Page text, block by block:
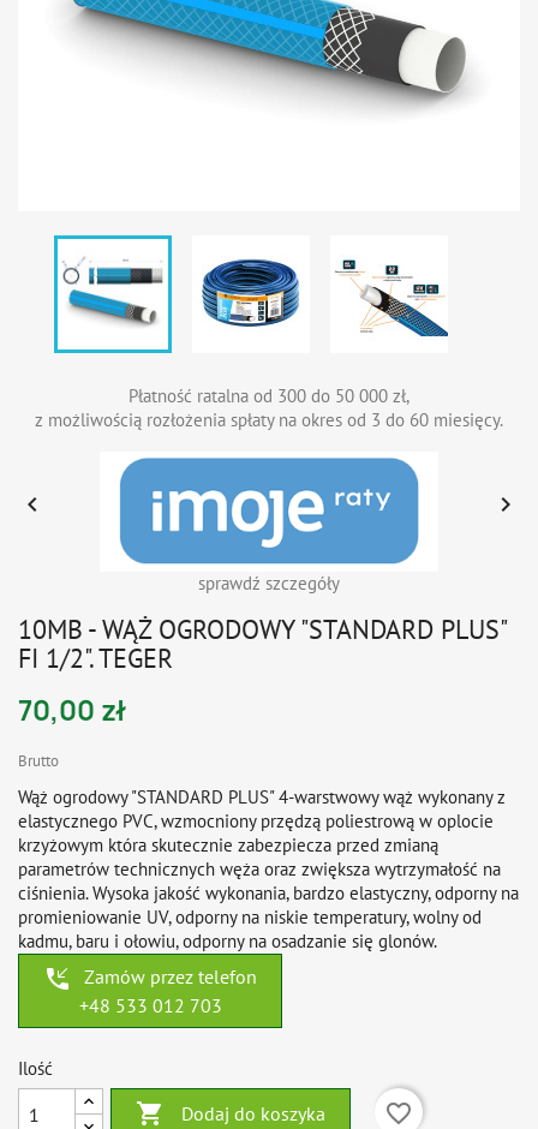
Płatność ratalna od 300 do 50 000 zł,
z możliwością rozłożenia spłaty na okres od 3 do 60 miesięcy.
sprawdź szczegóły
 
10MB - WĄŻ OGRODOWY "STANDARD PLUS"
FI 1/2". TEGER
70,00 zł
Brutto
Wąż ogrodowy "STANDARD PLUS" 4-warstwowy wąż wykonany z
elastycznego PVC, wzmocniony przędzą poliestrową w oplocie
krzyżowym która skutecznie zabezpiecza przed zmianą
parametrów technicznych węża oraz zwiększa wytrzymałość na
ciśnienia. Wysoka jakość wykonania, bardzo elastyczny, odporny na
promieniowanie UV, odporny na niskie temperatury, wolny od
kadmu, baru i ołowiu, odporny na osadzanie się glonów.
phone_callback
Zamów przez telefon
+48 533 012 703
Ilość
 Dodaj do koszyka
favorite_border